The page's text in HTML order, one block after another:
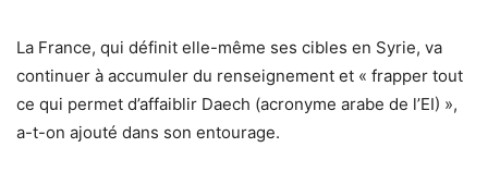
La France, qui définit elle-même ses cibles en Syrie, va
continuer à accumuler du renseignement et « frapper tout
ce qui permet d’affaiblir Daech (acronyme arabe de l’EI) »,
a-t-on ajouté dans son entourage.